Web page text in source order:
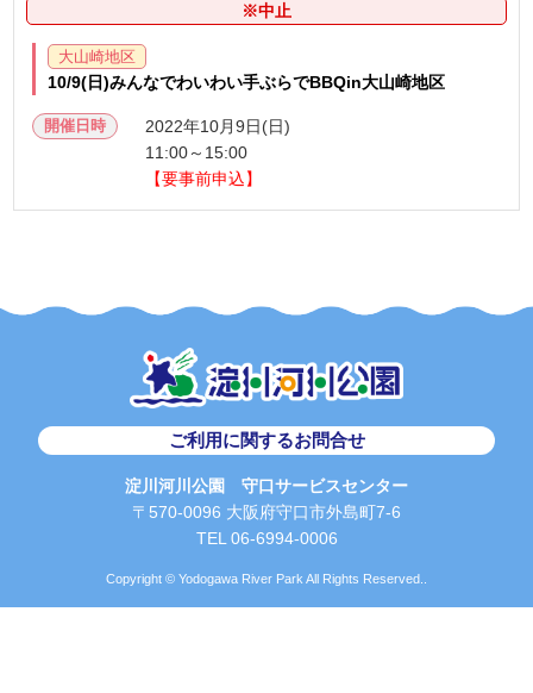
※中止
大山崎地区
10/9(日)みんなでわいわい手ぶらでBBQin大山崎地区
開催日時
2022年10月9日(日)
11:00～15:00
【要事前申込】
ご利用に関するお問合せ
淀川河川公園 守口サービスセンター
〒570-0096 大阪府守口市外島町7-6
TEL 06-6994-0006
Copyright © Yodogawa River Park All Rights Reserved..